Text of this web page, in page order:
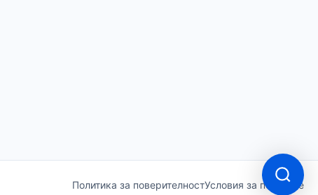
Политика за поверителностУсловия за ползване